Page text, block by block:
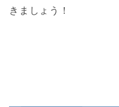
きましょう！